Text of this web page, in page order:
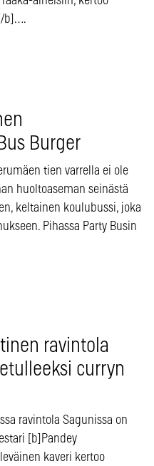
b]….
Burger
tien varrella ei ole
huoltoaseman seinästä
keltainen koulubussi, joka
Pihassa Party Busin
ravintola
curryn
ravintola Sagunissa on
[b]Pandey
kaveri kertoo